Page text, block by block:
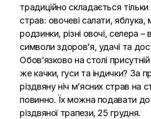
традиційно складається тільки
страв: овочеві салати, яблука,
родзинки, різні овочі, селера –
символи здоров’я, удачі та
Обов’язково на столі
же качки, гуси та індички? За
різдвяну ніч м’ясних страв на
повинно. Їх можна подавати до
різдвяної трапези, 25 грудня.